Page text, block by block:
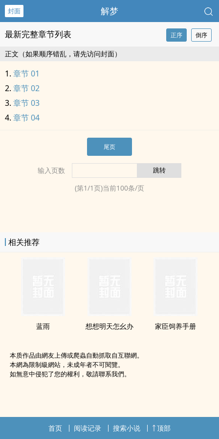
封面 解梦
最新完整章节列表 正序 倒序
正文（如果顺序错乱，请先访问封面）
章节 01
章节 02
章节 03
章节 04
尾页
输入页数
(第1/1页)当前100条/页
相关推荐
蓝雨 想想明天怎幺办 家臣饲养手册
本质作品由網友上傳或爬蟲自動抓取自互聯網。
本網為限制級網站，未成年者不可閱覽。
如無意中侵犯了您的權利，敬請聯系我們。
首页 阅读记录 搜索小说 顶部